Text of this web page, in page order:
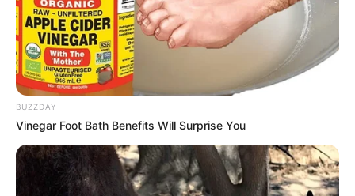
BUZZDAY
Vinegar Foot Bath Benefits Will Surprise You